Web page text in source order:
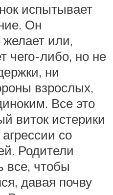
испытывает
Он
или,
чего-либо, но не
ни
взрослых,
Все это
виток истерики
со
Родители
все, чтобы
давая почву